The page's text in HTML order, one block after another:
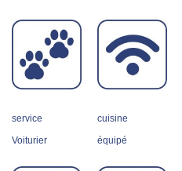
service
Voiturier
cuisine
équipé